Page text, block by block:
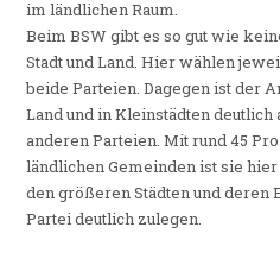
im ländlichen Raum.
Beim BSW gibt es so gut wie
Stadt und Land. Hier wählen
beide Parteien. Dagegen ist der
Land und in Kleinstädten
anderen Parteien. Mit rund 45
ländlichen Gemeinden ist sie
den größeren Städten und deren
Partei deutlich zulegen.